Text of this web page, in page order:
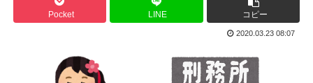
【高市朗報】高市早苗の名言、偉人の名言としてブロガーにま...
ひぐらし原作北条沙都子「大きいのやだ！気持ち悪いのやだ！...
海外「日本にはこんな特殊な標識があるんだけど皆は見たこと...
森山前自民党幹事長「日中首脳会談の写真を高市が勝手にSN...
Pocket LINE コピー
2020.03.23 08:07